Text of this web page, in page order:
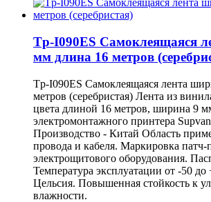
Tp-I090ES Самоклеящаяся
мм длина 16 метров
Tp-I090ES Самоклеящаяся лента
метров (серебристая) Лента из
цвета длиной 16 метров, ширина 9
электромонтажного принтера
Производство - Китай Область
провода и кабеля. Маркировка
электрощитового оборудования.
Температура эксплуатации от -50 до
Цельсия. Повышенная стойкость к
влажности.